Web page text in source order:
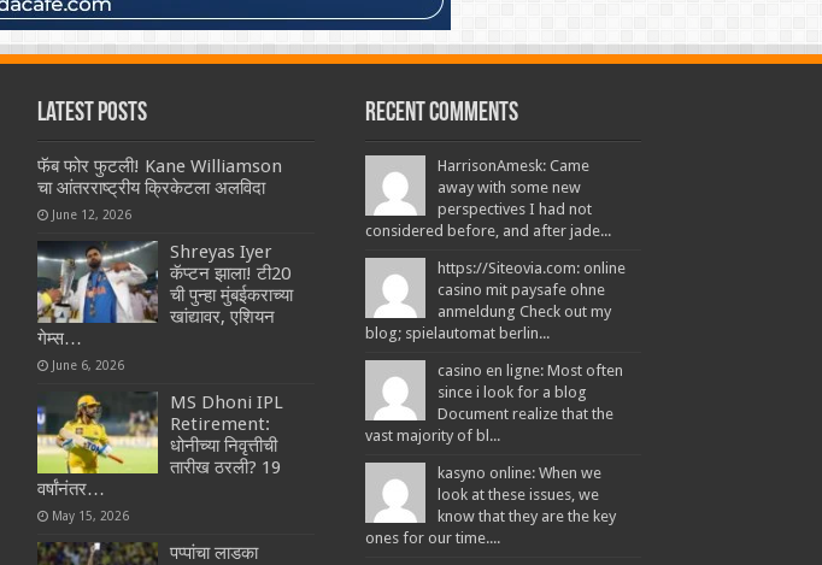
Latest Posts
फॅब फोर फुटली! Kane Williamson
चा आंतरराष्ट्रीय क्रिकेटला अलविदा
June 12, 2026
Shreyas Iyer
कॅप्टन झाला! टी20
ची पुन्हा मुंबईकराच्या
खांद्यावर, एशियन
गेम्स…
June 6, 2026
MS Dhoni IPL
Retirement:
धोनीच्या निवृत्तीची
तारीख ठरली? 19
वर्षांनंतर…
May 15, 2026
पप्पांचा लाडका
Recent Comments
HarrisonAmesk: Came
away with some new
perspectives I had not
considered before, and after jade...
https://Siteovia.com: online
casino mit paysafe ohne
anmeldung Check out my
blog; spielautomat berlin...
casino en ligne: Most often
since i look for a blog
Document realize that the
vast majority of bl...
kasyno online: When we
look at these issues, we
know that they are the key
ones for our time....